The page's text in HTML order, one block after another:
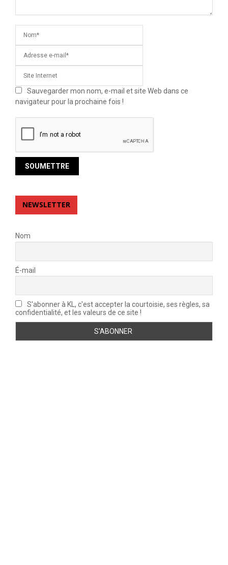
Sauvegarder mon nom, e-mail et site Web dans ce
navigateur pour la prochaine fois !
NEWSLETTER
Nom
É-mail
S'abonner à KL, c'est accepter la courtoisie, ses règles, sa
confidentialité, et les valeurs de ce site !